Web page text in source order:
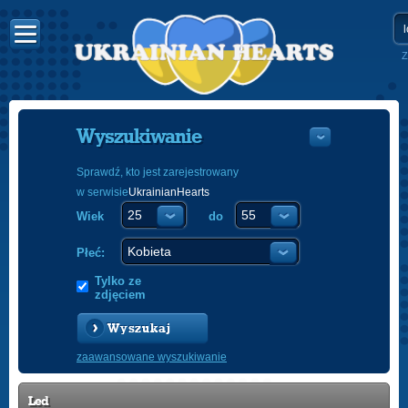
Wyszukiwanie
Sprawdź, kto jest zarejestrowany
w serwisieUkrainianHearts
Wiek do
Płeć:
Tylko ze
zdjęciem
Wyszukaj
zaawansowane wyszukiwanie
Led